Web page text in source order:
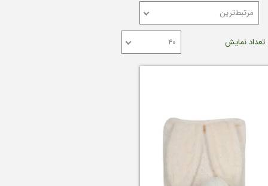
مرتبط‌ترین
تعداد نمایش ۴۰